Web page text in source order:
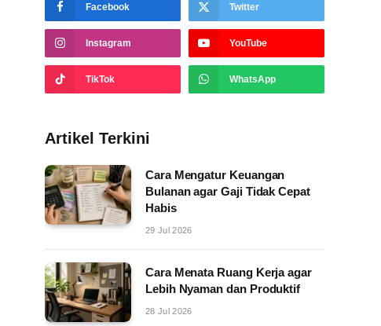
Facebook Twitter
Instagram YouTube
TikTok WhatsApp
Artikel Terkini
Cara Mengatur Keuangan
Bulanan agar Gaji Tidak Cepat
Habis
29 Jul 2026
Cara Menata Ruang Kerja agar
Lebih Nyaman dan Produktif
28 Jul 2026